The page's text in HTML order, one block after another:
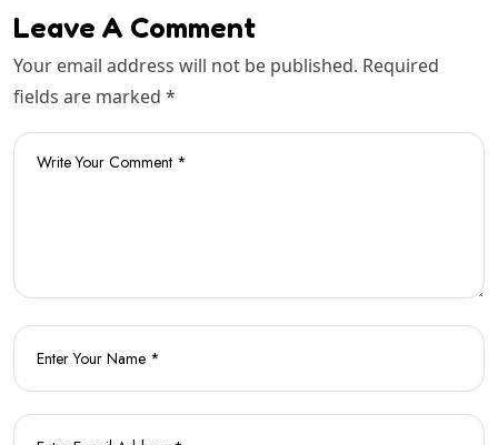
Leave A Comment
Your email address will not be published. Required
fields are marked *